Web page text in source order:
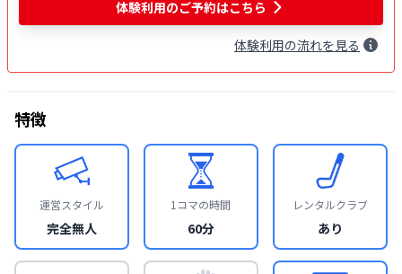
体験利用のご予約はこちら
体験利用の流れを見る
特徴
運営スタイル
完全無人
1コマの時間
60分
レンタルクラブ
あり